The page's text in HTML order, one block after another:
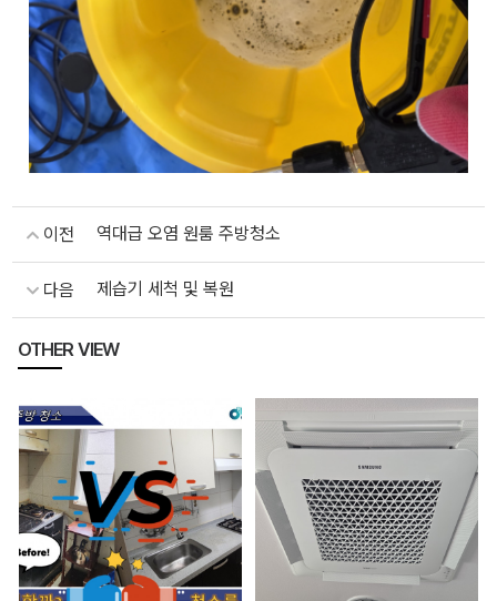
이전 역대급 오염 원룸 주방청소
다음 제습기 세척 및 복원
OTHER VIEW